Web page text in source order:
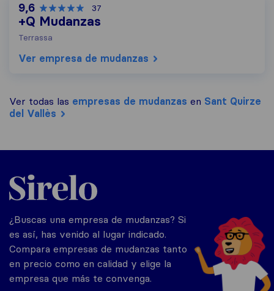
9,6 37
+Q Mudanzas
Terrassa
Ver empresa de mudanzas
Ver todas las empresas de mudanzas en Sant Quirze
del Vallès
Sirelo.es
¿Buscas una empresa de mudanzas? Si
es así, has venido al lugar indicado.
Compara empresas de mudanzas tanto
en precio como en calidad y elige la
empresa que más te convenga.